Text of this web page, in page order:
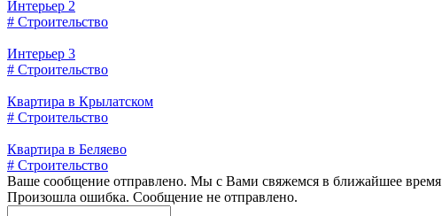
Интерьер 2
# Строительство
Интерьер 3
# Строительство
Квартира в Крылатском
# Строительство
Квартира в Беляево
# Строительство
Ваше сообщение отправлено. Мы с Вами свяжемся в ближайшее время
Произошла ошибка. Сообщение не отправлено.